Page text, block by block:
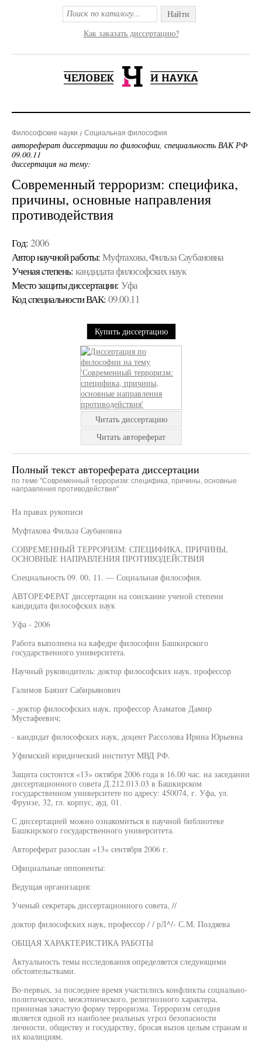
Найти
Как заказать диссертацию?
Философские науки Социальная философия
автореферат диссертации по философии, специальность ВАК РФ
09.00.11
диссертация на тему:
Современный терроризм: специфика,
причины, основные направления
противодействия
Год: 2006
Автор научной работы: Муфтахова, Фильза Саубановна
Ученая cтепень: кандидата философских наук
Место защиты диссертации: Уфа
Код cпециальности ВАК: 09.00.11
Купить диссертацию
Читать диссертацию
Читать автореферат
Полный текст автореферата диссертации
по теме "Современный терроризм: специфика, причины, основные
направления противодействия"
На правах рукописи
Муфтахова Фильза Саубановна
СОВРЕМЕННЫЙ ТЕРРОРИЗМ: СПЕЦИФИКА, ПРИЧИНЫ,
ОСНОВНЫЕ НАПРАВЛЕНИЯ ПРОТИВОДЕЙСТВИЯ
Специальность 09. 00, 11. — Социальная философия.
АВТОРЕФЕРАТ диссертации на соискание ученой степени
кандидата философских наук
Уфа - 2006
Работа выполнена на кафедре философии Башкирского
государственного университета.
Научный руководитель: доктор философских наук, профессор
Галимов Баязит Сабирьянович
- доктор философских наук, профессор Азаматов Дамир
Мустафеевич;
- кандидат философских наук, доцент Рассолова Ирина Юрьевна
Уфимский юридический институт МВД РФ.
Защита состоится «13» октября 2006 года в 16.00 час. на заседании
диссертационного совета Д.212.013.03 в Башкирском
государственном университете по адресу: 450074, г. Уфа, ул.
Фрунзе, 32, гл. корпус, ауд. 01.
С диссертацией можно ознакомиться в научной библиотеке
Башкирского государственного университета.
Автореферат разослан «13» сентября 2006 г.
Официальные оппоненты:
Ведущая организация:
Ученый секретарь диссертационного совета, //
доктор философских наук, профессор / / рЛ^/- С.М. Поздяева
ОБЩАЯ ХАРАКТЕРИСТИКА РАБОТЫ
Актуальность темы исследования определяется следующими
обстоятельствами.
Во-первых, за последнее время участились конфликты социально-
политического, межэтнического, религиозного характера,
принимая зачастую форму терроризма. Терроризм сегодня
является одной из наиболее реальных угроз безопасности
личности, обществу и государству, бросая вызов целым странам и
их коалициям.